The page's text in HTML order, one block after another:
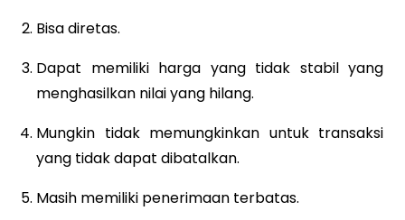
Bisa diretas.
Dapat memiliki harga yang tidak stabil yang
menghasilkan nilai yang hilang.
Mungkin tidak memungkinkan untuk transaksi
yang tidak dapat dibatalkan.
Masih memiliki penerimaan terbatas.